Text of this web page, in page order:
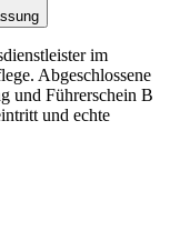
im
Abgeschlossene
und Führerschein B
und echte